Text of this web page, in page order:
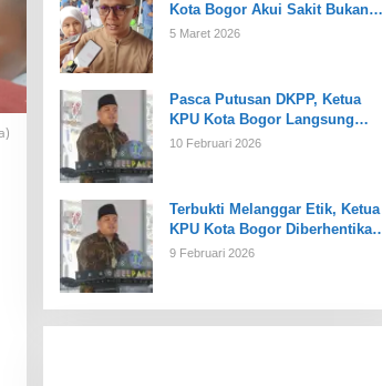
Kota Bogor Akui Sakit Bukan
Karena Masalah Internal
5 Maret 2026
Pasca Putusan DKPP, Ketua
KPU Kota Bogor Langsung
Dijabat Plt
10 Februari 2026
Terbukti Melanggar Etik, Ketua
KPU Kota Bogor Diberhentikan
Tetap
9 Februari 2026